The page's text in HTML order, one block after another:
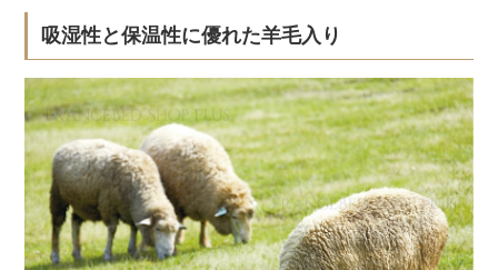
吸湿性と保温性に優れた羊毛入り